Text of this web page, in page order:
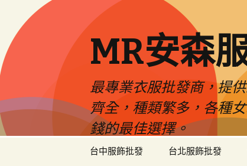
MR安森
最專業衣服批發商，提
齊全，種類繁多，各種
錢的最佳選擇。
台中服飾批發 台北服飾批發